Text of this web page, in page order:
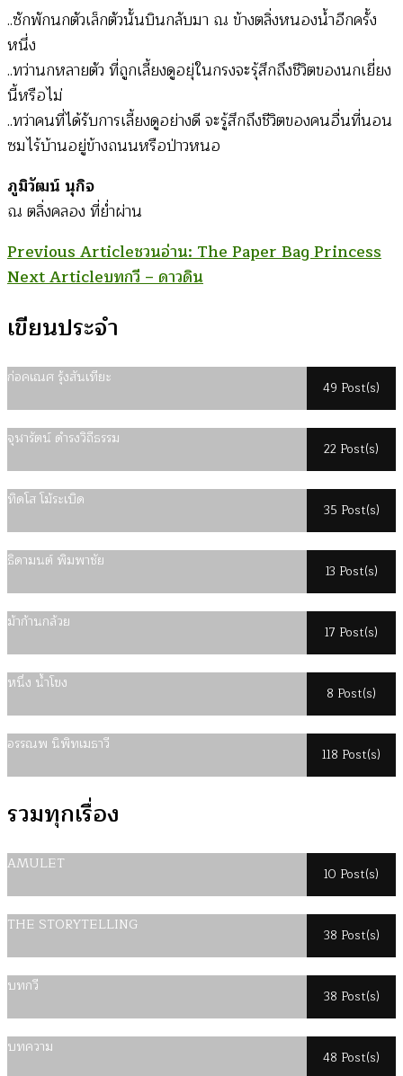
..ซักพักนกตัวเล็กตัวนั้นบินกลับมา ณ ข้างตลิ่งหนองน้ำอีกครั้ง
หนึ่ง
..ทว่านกหลายตัว ที่ถูกเลี้ยงดูอยุ่ในกรงจะรุ้สึกถึงชีวิตของนกเยี่ยง
นี้หรือไม่
..ทว่าคนที่ได้รับการเลี้ยงดูอย่างดี จะรู้สึกถึงชีวิตของคนอื่นที่นอน
ซมไร้บ้านอยู่ข้างถนนหรือป่าวหนอ
ภูมิวัฒน์ นุกิจ
ณ ตลิ่งคลอง ที่ย่ำผ่าน
Post
Navigation
Previous Articleชวนอ่าน: The Paper Bag Princess
Next Articleบทกวี – ดาวดิน
เขียนประจำ
ก่อคเณศ รุ้งสันเทียะ
49 Post(s)
จุฬารัตน์ ดำรงวิถีธรรม
22 Post(s)
ทิดโส โม้ระเบิด
35 Post(s)
ธิดามนต์ พิมพาชัย
13 Post(s)
ม้าก้านกล้วย
17 Post(s)
หนึ่ง น้ำโขง
8 Post(s)
อรรณพ นิพิทเมธาวี
118 Post(s)
รวมทุกเรื่อง
AMULET
10 Post(s)
THE STORYTELLING
38 Post(s)
บทกวี
38 Post(s)
บทความ
48 Post(s)